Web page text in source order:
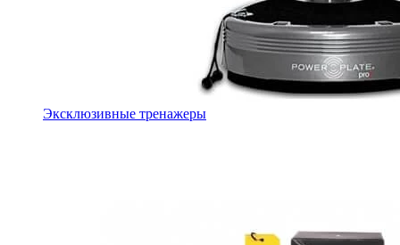
Эксклюзивные тренажеры